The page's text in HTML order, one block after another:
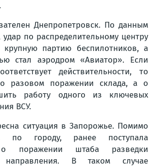
Днепропетровск. По данным
удар по распределительному центру
крупную партию беспилотников, а
стал аэродром «Авиатор». Если
действительности, то
разовом поражении склада, а о
работу одного из ключевых
ВСУ.
ситуация в Запорожье. Помимо
по городу, ранее поступала
поражении штаба разведки
направления. В таком случае